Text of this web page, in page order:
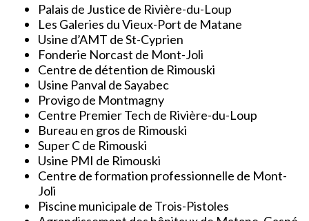
Palais de Justice de Rivière-du-Loup
Les Galeries du Vieux-Port de Matane
Usine d’AMT de St-Cyprien
Fonderie Norcast de Mont-Joli
Centre de détention de Rimouski
Usine Panval de Sayabec
Provigo de Montmagny
Centre Premier Tech de Rivière-du-Loup
Bureau en gros de Rimouski
Super C de Rimouski
Usine PMI de Rimouski
Centre de formation professionnelle de Mont-
Joli
Piscine municipale de Trois-Pistoles